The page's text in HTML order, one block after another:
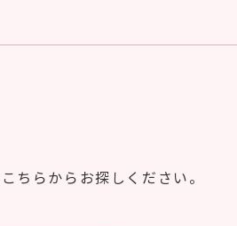
ちらからお探しください。